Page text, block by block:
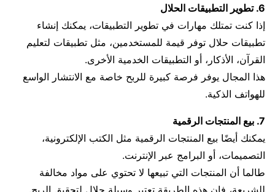
6. تطوير التطبيقات الحلال
إذا كنت تمتلك مهارات في تطوير التطبيقات، يمكنك إنشاء
تطبيقات حلال توفر قيمة للمستخدمين، مثل تطبيقات لتعليم
القرآن، الأذكار، أو التطبيقات الخدمية الأخرى.
هذا المجال يوفر فرصة كبيرة للربح خاصة مع الانتشار الواسع
للهواتف الذكية.
7. بيع المنتجات الرقمية
يمكنك أيضًا بيع المنتجات الرقمية مثل الكتب الإلكترونية،
التصميمات، أو البرامج عبر الإنترنت.
طالما أن المنتجات التي تبيعها لا تحتوي على مواد مخالفة
للشريعة، فإن هذه الطريقة تعتبر وسيلة حلال لتحقيق الربح.